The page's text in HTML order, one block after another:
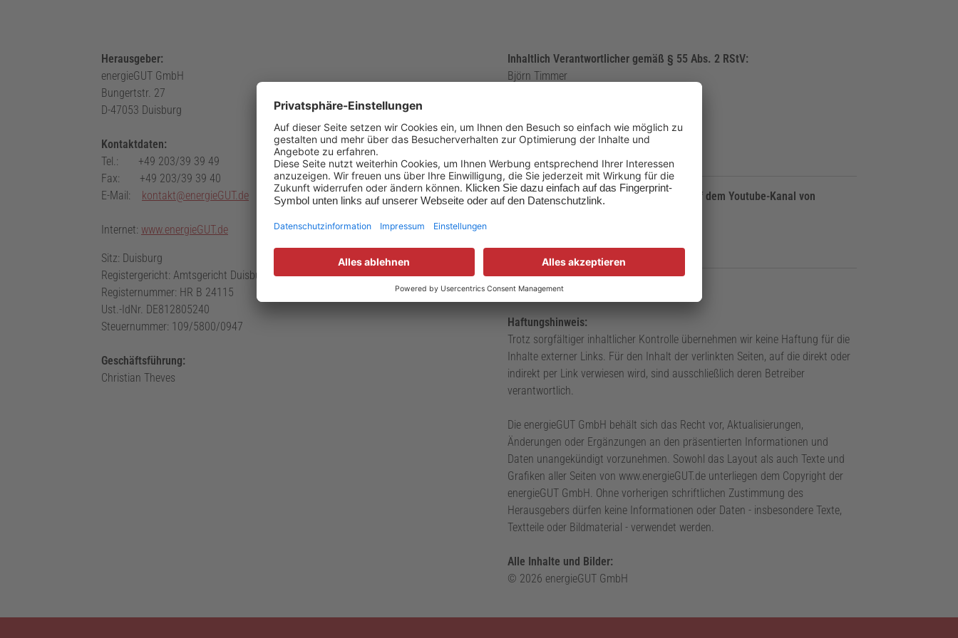
Herausgeber:
energieGUT GmbH
Bungertstr. 27
D-47053 Duisburg
Kontaktdaten:
Tel.: +49 203/39 39 49
Fax: +49 203/39 39 40
E-Mail: kontakt@energieGUT.de
Internet: www.energieGUT.de
Sitz: Duisburg
Registergericht: Amtsgericht Duisburg
Registernummer: HR B 24115
Ust.-IdNr. DE812805240
Steuernummer: 109/5800/0947
Geschäftsführung:
Christian Theves
Inhaltlich Verantwortlicher gemäß § 55 Abs. 2 RStV:
Björn Timmer
FIRMA ZWEI GmbH
Ackerstr. 11
Dieses Impressum gilt auch für Inhalte auf dem Youtube-Kanal von
Weitere Infos ►
Haftungshinweis:
Trotz sorgfältiger inhaltlicher Kontrolle übernehmen wir keine Haftung für die
Inhalte externer Links. Für den Inhalt der verlinkten Seiten, auf die direkt oder
indirekt per Link verwiesen wird, sind ausschließlich deren Betreiber
verantwortlich.
Die energieGUT GmbH behält sich das Recht vor, Aktualisierungen,
Änderungen oder Ergänzungen an den präsentierten Informationen und
Daten unangekündigt vorzunehmen. Sowohl das Layout als auch Texte und
Grafiken aller Seiten von www.energieGUT.de unterliegen dem Copyright der
energieGUT GmbH. Ohne vorherigen schriftlichen Zustimmung des
Herausgebers dürfen keine Informationen oder Daten - insbesondere Texte,
Textteile oder Bildmaterial - verwendet werden.
Alle Inhalte und Bilder:
© 2026 energieGUT GmbH